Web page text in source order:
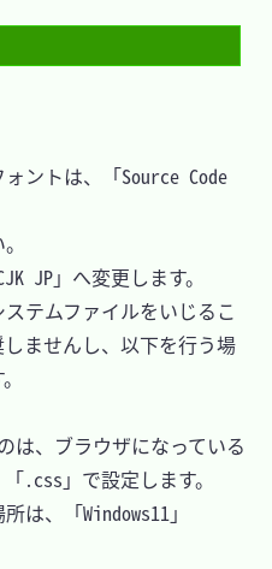
ントは、「Source Code
JP」へ変更します。
テムファイルをいじるこ
ませんし、以下を行う場
は、ブラウザになっている
.css」で設定します。
、「Windows11」